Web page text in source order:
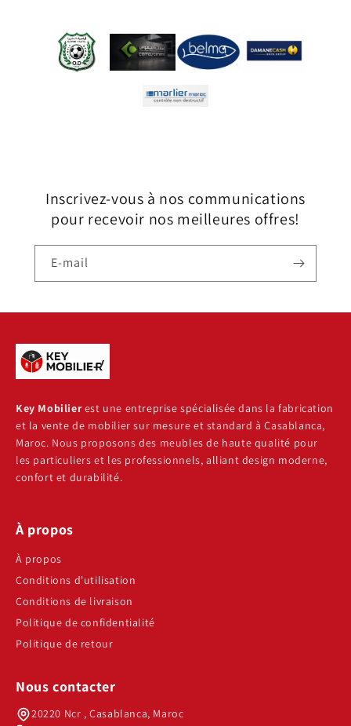
Inscrivez-vous à nos communications
pour recevoir nos meilleures offres!
E-mail
Key Mobilierest une entreprise spécialisée dans la fabrication
et la vente de mobilier sur mesure et standard à Casablanca,
Maroc. Nous proposons des meubles de haute qualité pour
les particuliers et les professionnels, alliant design moderne,
confort et durabilité.
À propos
À propos
Conditions d'utilisation
Conditions de livraison
Politique de confidentialité
Politique de retour
Nous contacter
20220 Ncr , Casablanca, Maroc